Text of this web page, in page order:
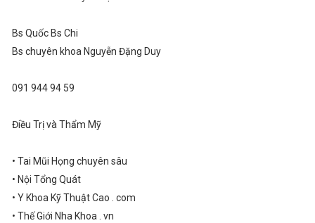
Bs Quốc Bs Chi
Bs chuyên khoa Nguyễn Đặng Duy
091 944 94 59
Điều Trị và Thẩm Mỹ
• Tai Mũi Họng chuyên sâu
• Nội Tổng Quát
• Y Khoa Kỹ Thuật Cao . com
• Thế Giới Nha Khoa . vn